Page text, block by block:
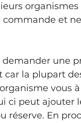
et
une
la plupart
vous
ci peut ajouter
réserve. En